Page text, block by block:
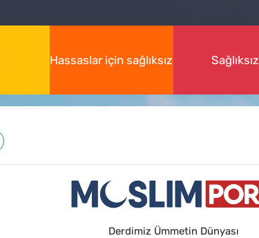
Hassaslar için sağlıksız Sağlıksız
Derdimiz Ümmetin Dünyası